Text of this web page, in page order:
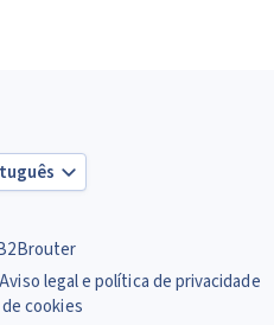
Aviso legal e política de privacidade
cookies